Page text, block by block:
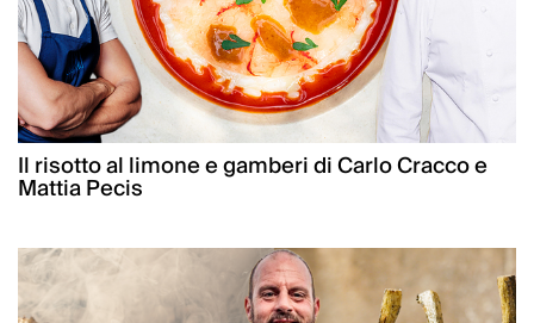
Il risotto al limone e gamberi di Carlo Cracco e
Mattia Pecis